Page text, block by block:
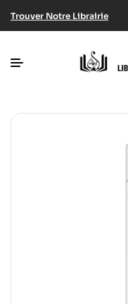
Trouver Notre Librairie